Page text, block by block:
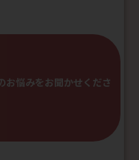
お悩みをお聞かせくださ